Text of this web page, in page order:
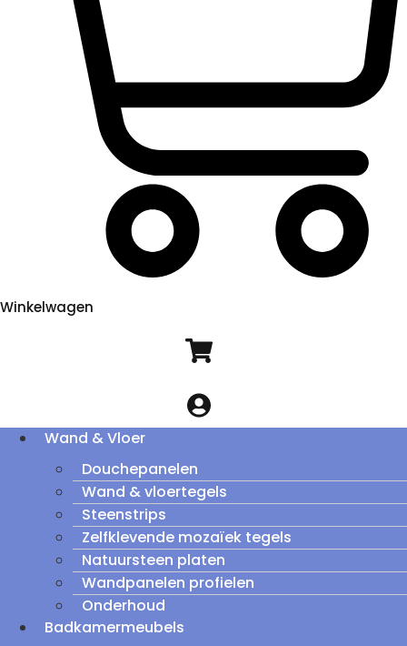
Winkelwagen
Wand & Vloer
Douchepanelen
Wand & vloertegels
Steenstrips
Zelfklevende mozaïek tegels
Natuursteen platen
Wandpanelen profielen
Onderhoud
Badkamermeubels